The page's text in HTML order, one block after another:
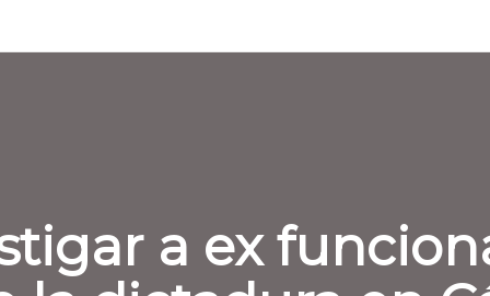
a ex